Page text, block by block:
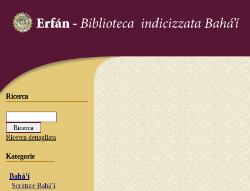
Ricerca
Ricerca dettagliata
Kategorie
Bahá’í
Scritture Bahá’í